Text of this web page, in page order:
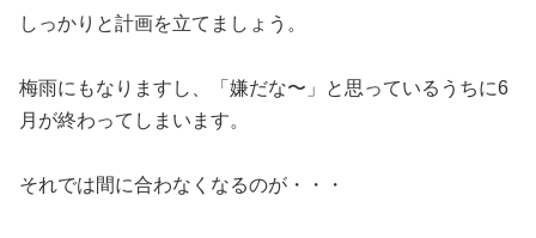
しっかりと計画を立てましょう。
梅雨にもなりますし、「嫌だな〜」と思っているうちに6
月が終わってしまいます。
それでは間に合わなくなるのが・・・